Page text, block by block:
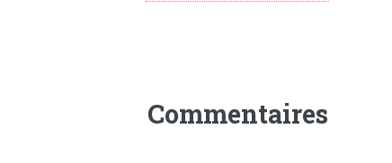
Commentaires